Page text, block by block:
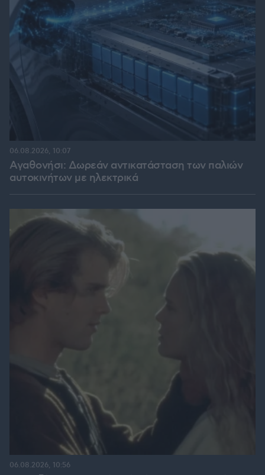
Αγαθονήσι: Δωρεάν αντικατάσταση των παλιών
αυτοκινήτων με ηλεκτρικά
06.08.2026, 10:07
06.08.2026, 10:56